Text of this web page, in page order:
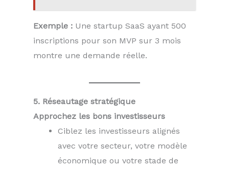
Exemple : Une startup SaaS ayant 500
inscriptions pour son MVP sur 3 mois
montre une demande réelle.
5. Réseautage stratégique
Approchez les bons investisseurs
Ciblez les investisseurs alignés
avec votre secteur, votre modèle
économique ou votre stade de